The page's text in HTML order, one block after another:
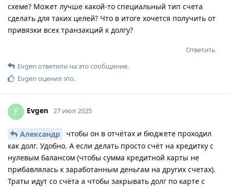
схеме? Может лучше какой-то специальный тип счета
сделать для таких целей? Что в итоге хочется получить от
привязки всех транзакций к долгу?
Ответить
Evgen ответили на это сообщение.
Evgen оценил это.
E Evgen 27 июл 2025
Александр
чтобы он в отчётах и бюджете проходил
как долг. Удобно. А если делать просто счёт на кредитку с
нулевым балансом (чтобы сумма кредитной карты не
прибавлялась к заработанным деньгам на других счетах).
Траты идут со счёта а чтобы закрывать долг по карте с